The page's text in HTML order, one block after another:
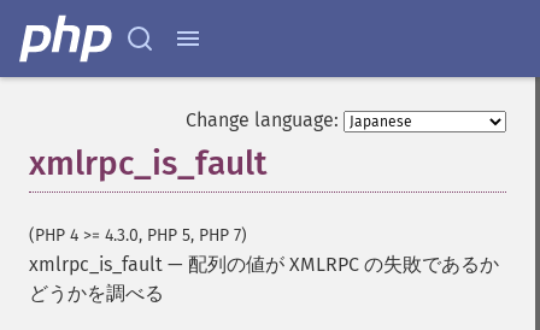
Change language:
xmlrpc_is_fault
(PHP 4 >= 4.3.0, PHP 5, PHP 7)
xmlrpc_is_fault — 配列の値が XMLRPC の失敗であるか
どうかを調べる